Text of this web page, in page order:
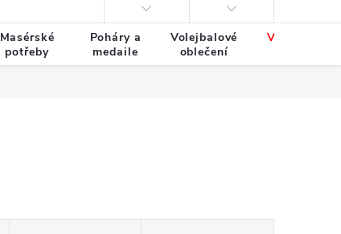
Masérské
potřeby
Poháry a
medaile
Volejbalové
oblečení
Výprodej